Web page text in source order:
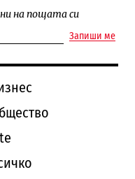
на пощата си
Запиши ме